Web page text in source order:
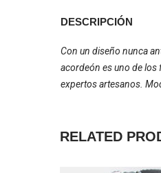
DESCRIPCIÓN
Con un diseño nunca
acordeón es uno de los
expertos artesanos.
RELATED